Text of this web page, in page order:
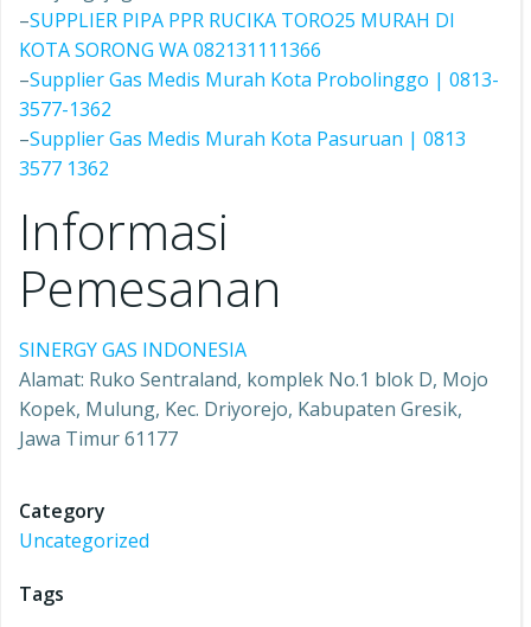
–SUPPLIER PIPA PPR RUCIKA TORO25 MURAH DI
KOTA SORONG WA 082131111366
–Supplier Gas Medis Murah Kota Probolinggo | 0813-
3577-1362
–Supplier Gas Medis Murah Kota Pasuruan | 0813
3577 1362
Informasi
Pemesanan
SINERGY GAS INDONESIA
Alamat: Ruko Sentraland, komplek No.1 blok D, Mojo
Kopek, Mulung, Kec. Driyorejo, Kabupaten Gresik,
Jawa Timur 61177
Category
Uncategorized
Tags